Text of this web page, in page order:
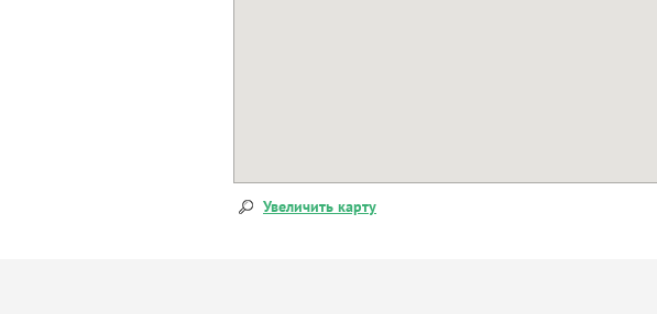
Увеличить карту